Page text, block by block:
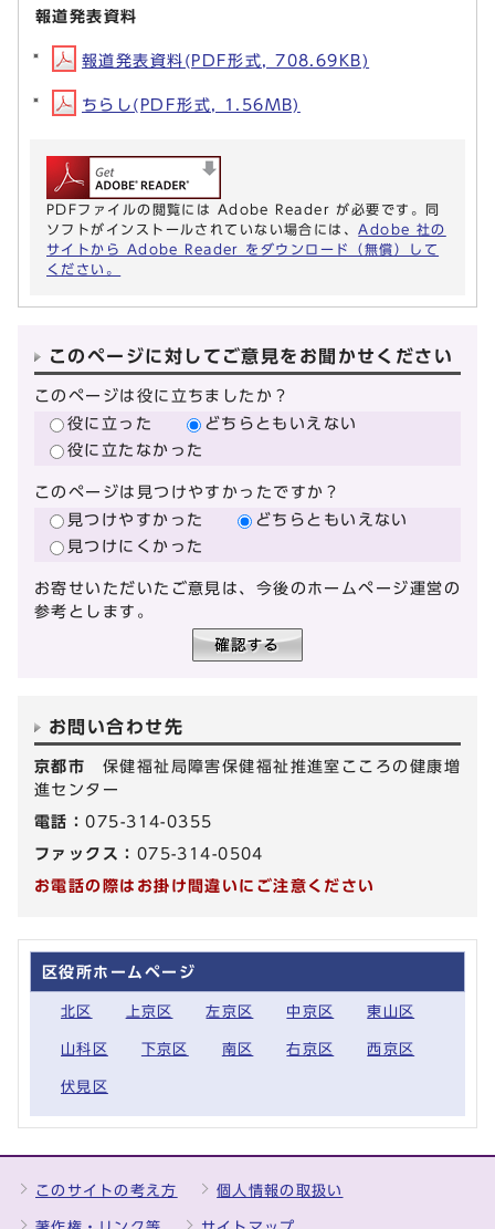
報道発表資料
報道発表資料(PDF形式, 708.69KB)
ちらし(PDF形式, 1.56MB)
PDFファイルの閲覧には Adobe Reader が必要です。同
ソフトがインストールされていない場合には、 Adobe 社の
サイトから Adobe Reader をダウンロード（無償）して
ください。
このページに対してご意見をお聞かせください
このページは役に立ちましたか？
役に立った
どちらともいえない
役に立たなかった
このページは見つけやすかったですか？
見つけやすかった
どちらともいえない
見つけにくかった
お寄せいただいたご意見は、今後のホームページ運営の
参考とします。
お問い合わせ先
京都市 保健福祉局障害保健福祉推進室こころの健康増
進センター
電話：075-314-0355
ファックス： 075-314-0504
お電話の際はお掛け間違いにご注意ください
区役所ホームページ
北区 上京区 左京区 中京区 東山区
山科区 下京区 南区 右京区 西京区
伏見区
このサイトの考え方 個人情報の取扱い